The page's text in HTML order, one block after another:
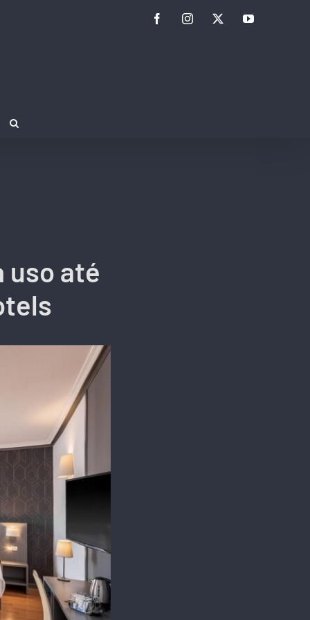
FacebookInstagramTwitterYouTube
uso até